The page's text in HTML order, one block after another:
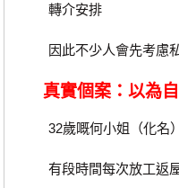
轉介安排
因此不少人會先考慮私
真實個案：以為
32歲嘅何小姐（化名）
有段時間每次放工返屋